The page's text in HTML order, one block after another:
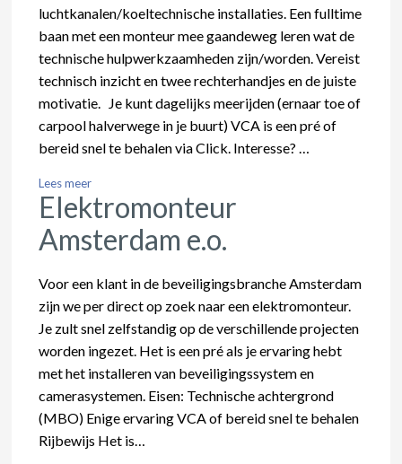
luchtkanalen/koeltechnische installaties. Een fulltime
baan met een monteur mee gaandeweg leren wat de
technische hulpwerkzaamheden zijn/worden. Vereist
technisch inzicht en twee rechterhandjes en de juiste
motivatie. Je kunt dagelijks meerijden (ernaar toe of
carpool halverwege in je buurt) VCA is een pré of
bereid snel te behalen via Click. Interesse? …
Lees meer
Elektromonteur
Amsterdam e.o.
Voor een klant in de beveiligingsbranche Amsterdam
zijn we per direct op zoek naar een elektromonteur.
Je zult snel zelfstandig op de verschillende projecten
worden ingezet. Het is een pré als je ervaring hebt
met het installeren van beveiligingssystem en
camerasystemen. Eisen: Technische achtergrond
(MBO) Enige ervaring VCA of bereid snel te behalen
Rijbewijs Het is…